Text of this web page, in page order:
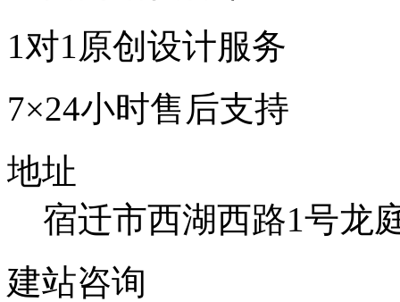
1对1原创设计服务
7×24小时售后支持
地址
宿迁市西湖西路1号龙
建站咨询